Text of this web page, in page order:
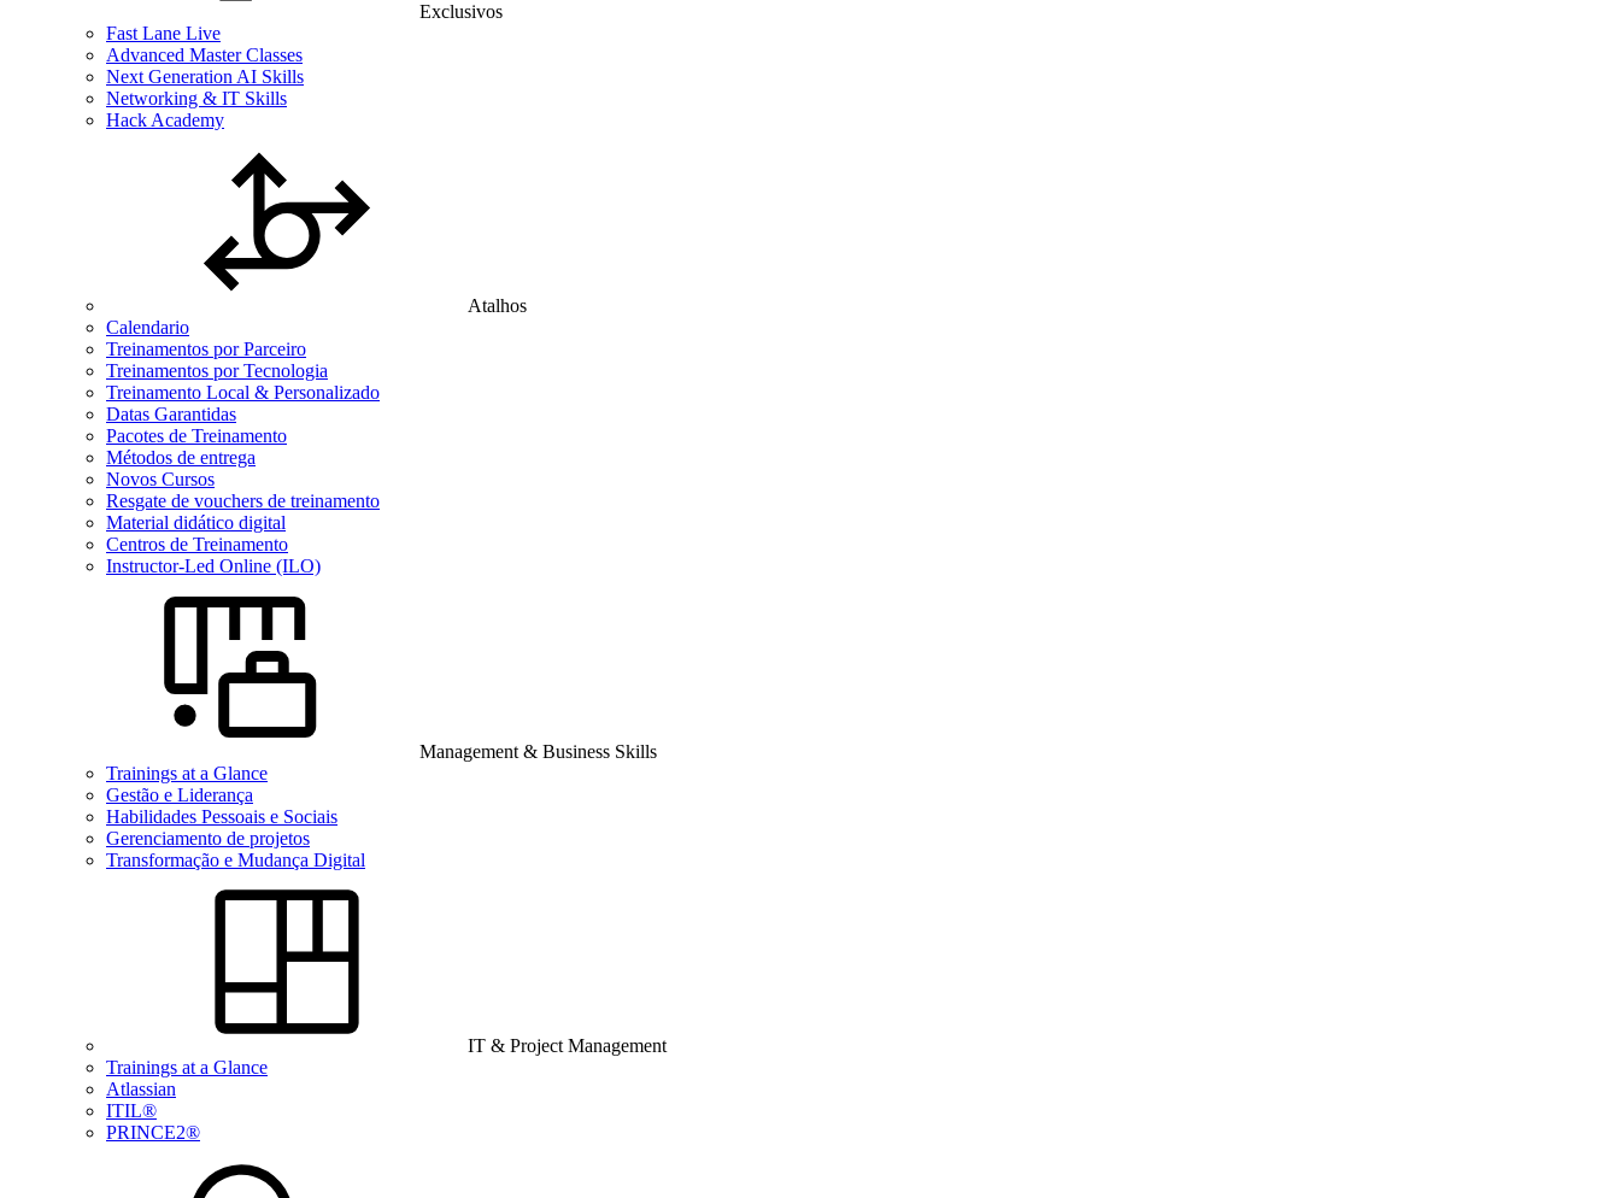
Exclusivos
Fast Lane Live
Advanced Master Classes
Next Generation AI Skills
Networking & IT Skills
Hack Academy
Atalhos
Calendario
Treinamentos por Parceiro
Treinamentos por Tecnologia
Treinamento Local & Personalizado
Datas Garantidas
Pacotes de Treinamento
Métodos de entrega
Novos Cursos
Resgate de vouchers de treinamento
Material didático digital
Centros de Treinamento
Instructor-Led Online (ILO)
Management & Business Skills
Trainings at a Glance
Gestão e Liderança
Habilidades Pessoais e Sociais
Gerenciamento de projetos
Transformação e Mudança Digital
IT & Project Management
Trainings at a Glance
Atlassian
ITIL®
PRINCE2®